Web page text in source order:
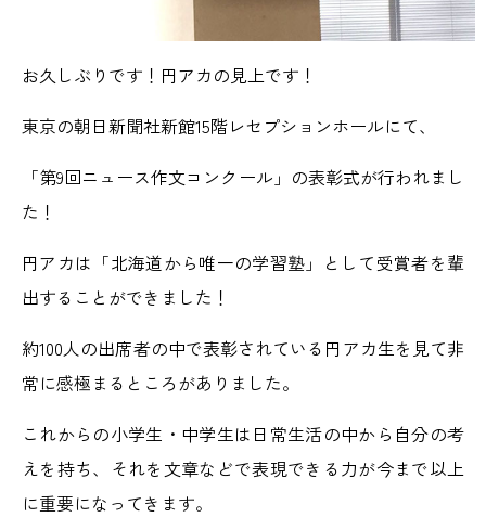
お久しぶりです！円アカの見上です！
東京の朝日新聞社新館15階レセプションホールにて、
「第9回ニュース作文コンクール」の表彰式が行われまし
た！
円アカは「北海道から唯一の学習塾」として受賞者を輩
出することができました！
約100人の出席者の中で表彰されている円アカ生を見て非
常に感極まるところがありました。
これからの小学生・中学生は日常生活の中から自分の考
えを持ち、それを文章などで表現できる力が今まで以上
に重要になってきます。